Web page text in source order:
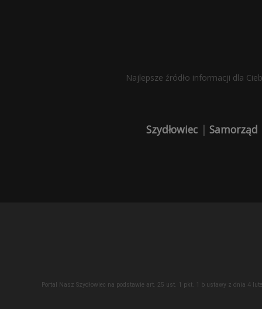
Najlepsze źródło informacji dla
Szydłowiec | Samorząd
Portal Nasz Szydłowiec na podstawie art. 25 ust. 1 pkt. 1 b ustawy z dnia 4